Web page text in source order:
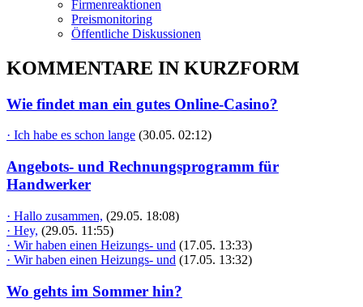
Firmenreaktionen
Preismonitoring
Öffentliche Diskussionen
KOMMENTARE IN KURZFORM
Wie findet man ein gutes Online-Casino?
· Ich habe es schon lange (30.05. 02:12)
Angebots- und Rechnungsprogramm für
Handwerker
· Hallo zusammen, (29.05. 18:08)
· Hey, (29.05. 11:55)
· Wir haben einen Heizungs- und (17.05. 13:33)
· Wir haben einen Heizungs- und (17.05. 13:32)
Wo gehts im Sommer hin?